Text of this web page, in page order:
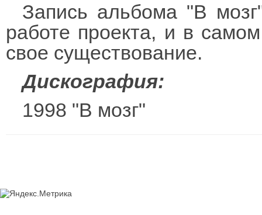
Запись альбома "В
работе проекта, и в
свое существование.
Дискография:
1998 "В мозг"